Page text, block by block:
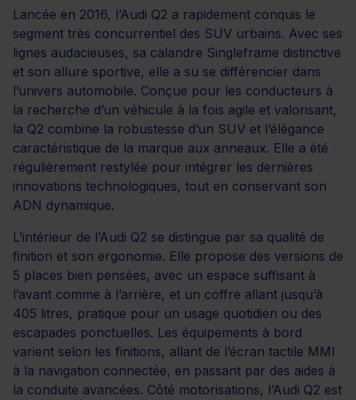
Lancée en 2016, l’Audi Q2 a rapidement conquis le
segment très concurrentiel des SUV urbains. Avec ses
lignes audacieuses, sa calandre Singleframe distinctive
et son allure sportive, elle a su se différencier dans
l’univers automobile. Conçue pour les conducteurs à
la recherche d’un véhicule à la fois agile et valorisant,
la Q2 combine la robustesse d’un SUV et l’élégance
caractéristique de la marque aux anneaux. Elle a été
régulièrement restylée pour intégrer les dernières
innovations technologiques, tout en conservant son
ADN dynamique.
L’intérieur de l’Audi Q2 se distingue par sa qualité de
finition et son ergonomie. Elle propose des versions de
5 places bien pensées, avec un espace suffisant à
l’avant comme à l’arrière, et un coffre allant jusqu’à
405 litres, pratique pour un usage quotidien ou des
escapades ponctuelles. Les équipements à bord
varient selon les finitions, allant de l’écran tactile MMI
à la navigation connectée, en passant par des aides à
la conduite avancées. Côté motorisations, l’Audi Q2 est